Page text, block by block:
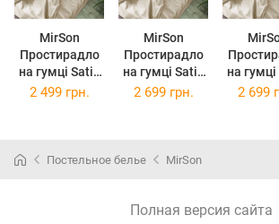
MirSon
Простирадло
на гумці Satin
Light Pro 10-
MirSon
Простирадло
на гумці Satin
Light Pro 10-
на гумці Satin
Light
2 499 грн. 2 699 грн. 2 699
Постельное белье MirSon
Полная версия сайта